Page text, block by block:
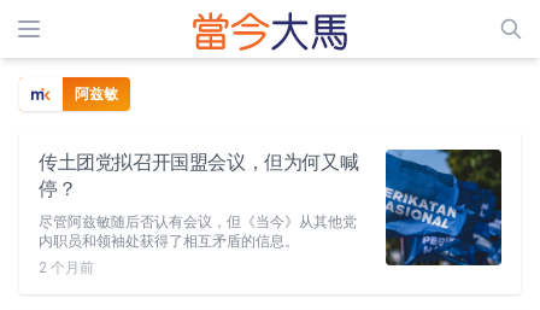
阿兹敏
传土团党拟召开国盟会议，但为何又喊
停？
尽管阿兹敏随后否认有会议，但《当今》从其他党
内职员和领袖处获得了相互矛盾的信息。
2 个月前